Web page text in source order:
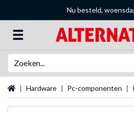
Nu besteld,
Startpagina
Hardware Pc-componenten